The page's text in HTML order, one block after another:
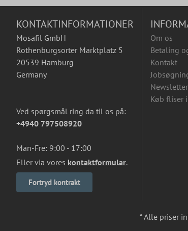
KONTAKTINFORMATIONER
Mosafil GmbH
Rothenburgsorter Marktplatz 5
20539 Hamburg
Germany
Ved spørgsmål ring da til os på:
+4940 797508920
Man-Fre: 9:00 - 17:00
Eller via vores kontaktformular.
Fortryd kontrakt
Om os
Betaling
Kontakt
Newsletter
Køb fliser
* Alle priser